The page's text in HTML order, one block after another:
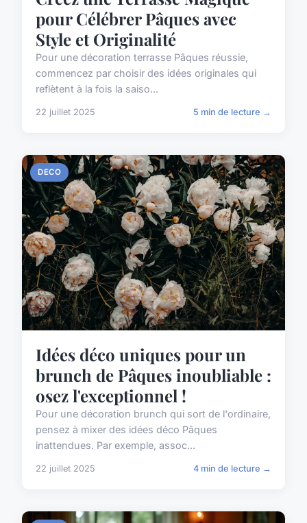
pour Célébrer Pâques avec
Style et Originalité
Pour une décoration terrasse Pâques réussie,
commencez par choisir des idées originales qui
reflètent à la fois la saiso...
22 juillet 2025 5 min de lecture →
DECO
Idées déco uniques pour un
brunch de Pâques inoubliable :
osez l'exceptionnel !
Pour une décoration brunch qui sort de l'ordinaire,
pensez à mixer des idées déco Pâques
inattendues. Par exemple, assoc...
22 juillet 2025 4 min de lecture →